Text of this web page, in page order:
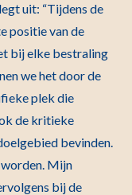
uit: “Tijdens de
positie van de
bij elke bestraling
we het door de
plek die
de kritieke
bevinden.
Mijn
bij de